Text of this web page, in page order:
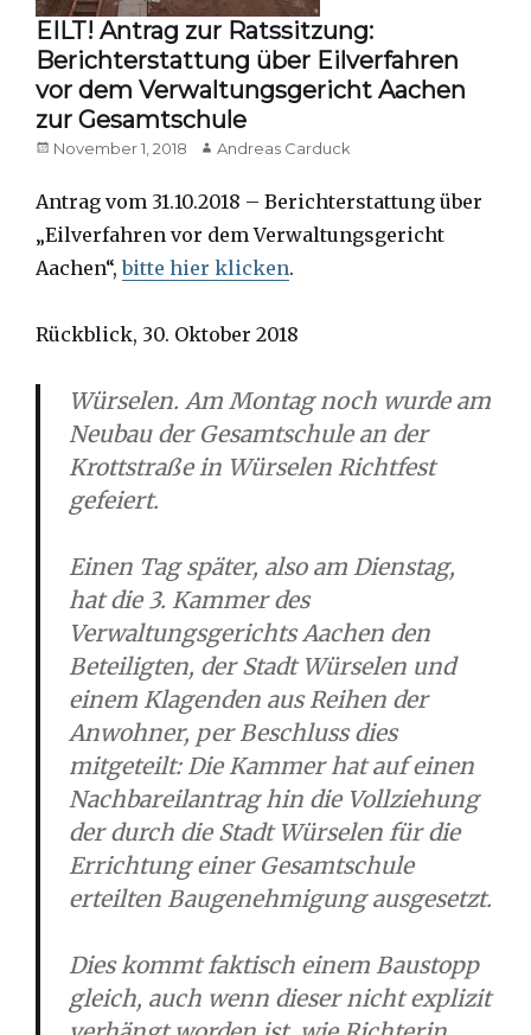
EILT! Antrag zur Ratssitzung:
Berichterstattung über Eilverfahren
vor dem Verwaltungsgericht Aachen
zur Gesamtschule
Posted
November 1, 2018 Author
Andreas Carduck
Antrag vom 31.10.2018 – Berichterstattung über
„Eilverfahren vor dem Verwaltungsgericht
Aachen“,bitte hier klicken.
Rückblick, 30. Oktober 2018
Würselen. Am Montag noch wurde am
Neubau der Gesamtschule an der
Krottstraße in Würselen Richtfest
gefeiert.
Einen Tag später, also am Dienstag,
hat die 3. Kammer des
Verwaltungsgerichts Aachen den
Beteiligten, der Stadt Würselen und
einem Klagenden aus Reihen der
Anwohner, per Beschluss dies
mitgeteilt: Die Kammer hat auf einen
Nachbareilantrag hin die Vollziehung
der durch die Stadt Würselen für die
Errichtung einer Gesamtschule
erteilten Baugenehmigung ausgesetzt.
Dies kommt faktisch einem Baustopp
gleich, auch wenn dieser nicht explizit